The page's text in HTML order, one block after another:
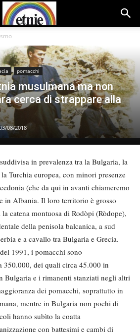
pomacchi
musulmana ma non
cerca di strappare alla
08/2018
in prevalenza tra la Bulgaria, la
Turchia europea, con minori presenze
(che da qui in avanti chiameremo
in Albania. Il loro territorio è grosso
catena montuosa di Rodòpi (Ròdope),
della penisola balcanica, a sud
e a cavallo tra Bulgaria e Grecia.
1991, i pomacchi sono
350.000, dei quali circa 45.000 in
Bulgaria e i rimanenti stanziati negli altri
dei pomacchi, soprattutto in
mentre in Bulgaria non pochi di
hanno subìto la coatta
con battesimi e cambi di